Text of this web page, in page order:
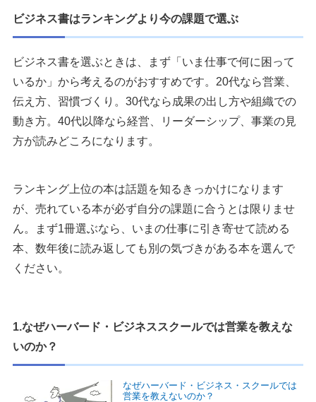
ビジネス書はランキングより今の課題で選ぶ
ビジネス書を選ぶときは、まず「いま仕事で何に困って
いるか」から考えるのがおすすめです。20代なら営業、
伝え方、習慣づくり。30代なら成果の出し方や組織での
動き方。40代以降なら経営、リーダーシップ、事業の見
方が読みどころになります。
ランキング上位の本は話題を知るきっかけになります
が、売れている本が必ず自分の課題に合うとは限りませ
ん。まず1冊選ぶなら、いまの仕事に引き寄せて読める
本、数年後に読み返しても別の気づきがある本を選んで
ください。
1.なぜハーバード・ビジネススクールでは営業を教えな
いのか？
なぜハーバード・ビジネス・スクールでは
営業を教えないのか？